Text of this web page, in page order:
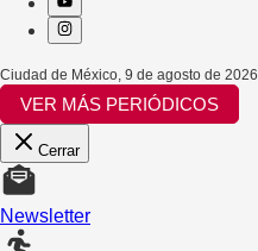
Ciudad de México 9 de agosto de 2026
VER MÁS PERIÓDICOS
Cerrar
Newsletter